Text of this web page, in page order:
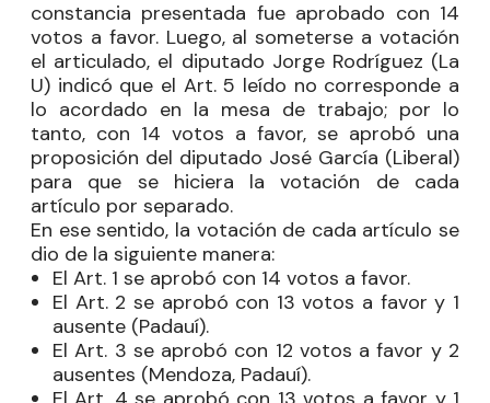
constancia presentada fue aprobado con 14
votos a favor. Luego, al someterse a votación
el articulado, el diputado Jorge Rodríguez (La
U) indicó que el Art. 5 leído no corresponde a
lo acordado en la mesa de trabajo; por lo
tanto, con 14 votos a favor, se aprobó una
proposición del diputado José García (Liberal)
para que se hiciera la votación de cada
artículo por separado.
En ese sentido, la votación de cada artículo se
dio de la siguiente manera:
El Art. 1 se aprobó con 14 votos a favor.
El Art. 2 se aprobó con 13 votos a favor y 1
ausente (Padauí).
El Art. 3 se aprobó con 12 votos a favor y 2
ausentes (Mendoza, Padauí).